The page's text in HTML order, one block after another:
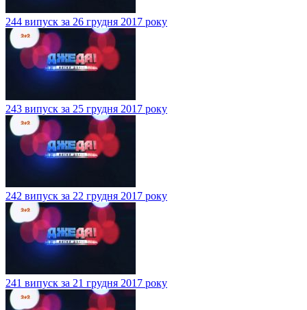
244 випуск за 26 грудня 2017 року
243 випуск за 25 грудня 2017 року
242 випуск за 22 грудня 2017 року
241 випуск за 21 грудня 2017 року